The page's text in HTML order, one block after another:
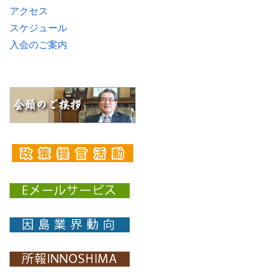
アクセス
スケジュール
入会のご案内